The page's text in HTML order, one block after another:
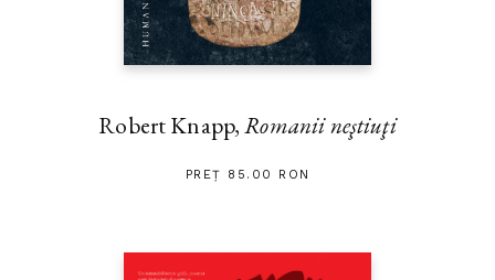
Robert Knapp,Romanii neştiuţi
PREȚ 85.00 RON